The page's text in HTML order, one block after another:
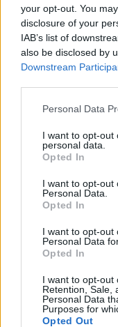
your opt-out. You
disclosure of your
IAB’s list of
also be disclosed by
Downstream
Please note that this
not limited to your
grant or deny
use your data for
consent section.
Personal Data
I want to opt-out
personal data.
Opted In
I want to opt-out
Personal Data.
Opted In
I want to opt-out
Personal Data
Opted In
I want to opt-out
Retention, Sale,
Personal Data
Purposes for
Opted Out
Η βαθμολογία σας*
Η αξιολόγησή σας*
*
Αποθήκευσε το
Σχετικά